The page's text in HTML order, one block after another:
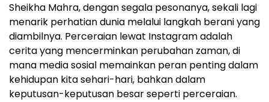
Sheikha Mahra, dengan segala pesonanya, sekali lagi
menarik perhatian dunia melalui langkah berani yang
diambilnya. Perceraian lewat Instagram adalah
cerita yang mencerminkan perubahan zaman, di
mana media sosial memainkan peran penting dalam
kehidupan kita sehari-hari, bahkan dalam
keputusan-keputusan besar seperti perceraian.